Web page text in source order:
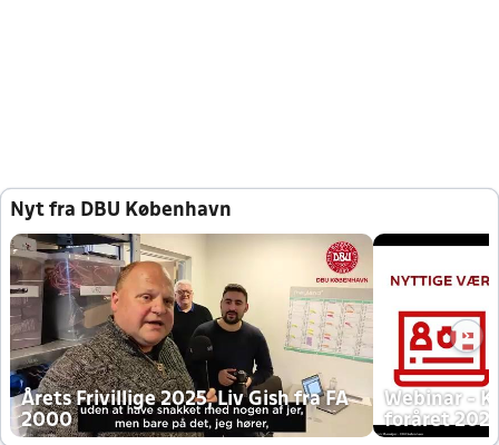
Nyt fra DBU København
Årets Frivillige 2025, Liv Gish fra FA
2000
Webinar -
foråret